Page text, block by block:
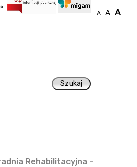
A A A
Rehabilitacyjna –